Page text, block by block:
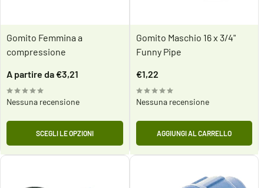
Gomito Femmina a
compressione
Prezzo
scontato
A partire da €3,21
Nessuna recensione
SCEGLI LE OPZIONI
Gomito Maschio 16 x 3/4"
Funny Pipe
Prezzo
€1,22
Nessuna recensione
AGGIUNGI AL CARRELLO